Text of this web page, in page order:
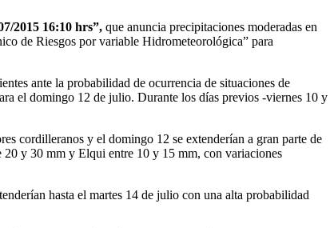
2015 16:10 hrs”, que anuncia precipitaciones moderadas en
de Riesgos por variable Hidrometeorológica” para
ante la probabilidad de ocurrencia de situaciones de
el domingo 12 de julio. Durante los días previos -viernes 10 y
cordilleranos y el domingo 12 se extenderían a gran parte de
y 30 mm y Elqui entre 10 y 15 mm, con variaciones
hasta el martes 14 de julio con una alta probabilidad